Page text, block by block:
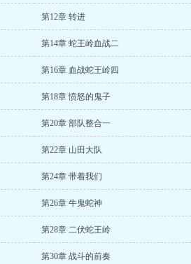
第12章 转进
第14章 蛇王岭血战二
第16章 血战蛇王岭四
第18章 愤怒的鬼子
第20章 部队整合一
第22章 山田大队
第24章 带着我们
第26章 牛鬼蛇神
第28章 二伏蛇王岭
第30章 战斗的前奏